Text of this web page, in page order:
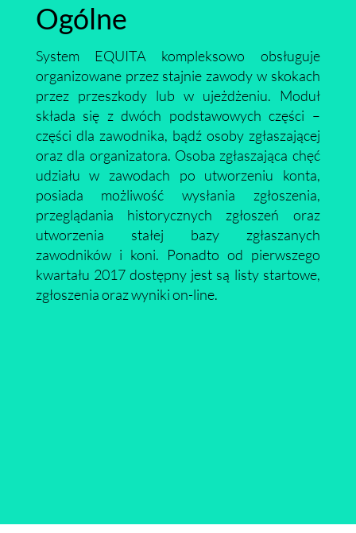
Ogólne
System EQUITA kompleksowo obsługuje
organizowane przez stajnie zawody w skokach
przez przeszkody lub w ujeżdżeniu. Moduł
składa się z dwóch podstawowych części –
części dla zawodnika, bądź osoby zgłaszającej
oraz dla organizatora. Osoba zgłaszająca chęć
udziału w zawodach po utworzeniu konta,
posiada możliwość wysłania zgłoszenia,
przeglądania historycznych zgłoszeń oraz
utworzenia stałej bazy zgłaszanych
zawodników i koni. Ponadto od pierwszego
kwartału 2017 dostępny jest są listy startowe,
zgłoszenia oraz wyniki on-line.